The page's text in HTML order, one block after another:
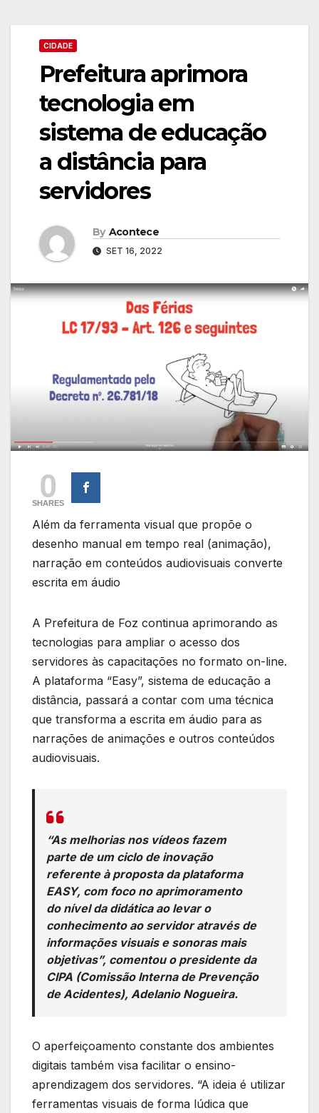
CIDADE
Prefeitura aprimora
tecnologia em
sistema de educação
a distância para
servidores
By Acontece
SET 16, 2022
0
SHARES
Além da ferramenta visual que propõe o
desenho manual em tempo real (animação),
narração em conteúdos audiovisuais converte
escrita em áudio
A Prefeitura de Foz continua aprimorando as
tecnologias para ampliar o acesso dos
servidores às capacitações no formato on-line.
A plataforma “Easy”, sistema de educação a
distância, passará a contar com uma técnica
que transforma a escrita em áudio para as
narrações de animações e outros conteúdos
audiovisuais.
“As melhorias nos vídeos fazem
parte de um ciclo de inovação
referente à proposta da plataforma
EASY, com foco no aprimoramento
do nível da didática ao levar o
conhecimento ao servidor através de
informações visuais e sonoras mais
objetivas”, comentou o presidente da
CIPA (Comissão Interna de Prevenção
de Acidentes), Adelanio Nogueira.
O aperfeiçoamento constante dos ambientes
digitais também visa facilitar o ensino-
aprendizagem dos servidores. “A ideia é utilizar
ferramentas visuais de forma lúdica que